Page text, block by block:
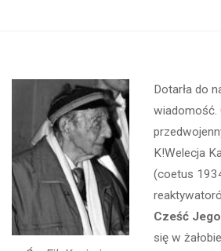
Dotarła do
wiadomość.
K!Welecja
(coetus
Cześć
się w